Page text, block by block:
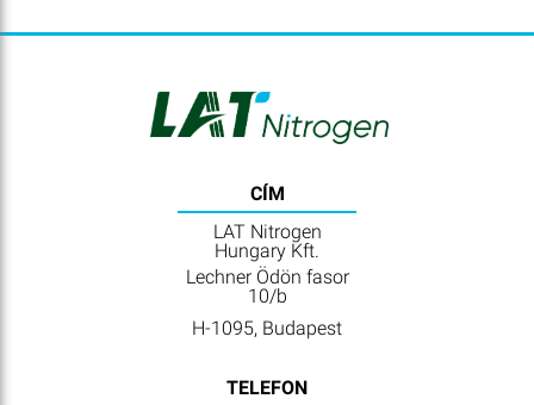
CÍM
LAT Nitrogen
Hungary Kft.
Lechner Ödön fasor
10/b
H-1095, Budapest
TELEFON